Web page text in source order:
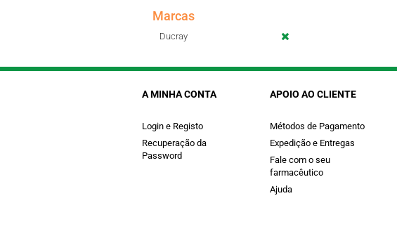
Marcas
Ducray
A MINHA CONTA
Login e Registo
Recuperação da
Password
APOIO AO CLIENTE
Métodos de Pagamento
Expedição e Entregas
Fale com o seu
farmacêutico
Ajuda